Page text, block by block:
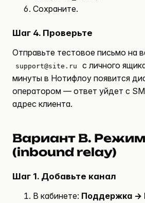
Сохраните.
Шаг 4. Проверьте
Отправьте тестовое письмо на
support@site.ru
с личного
минуты в Нотифлоу появится
оператором — ответ уйдет с
адрес клиента.
Вариант B.
(inbound relay)
Шаг 1. Добавьте канал
В кабинете: Поддержка →